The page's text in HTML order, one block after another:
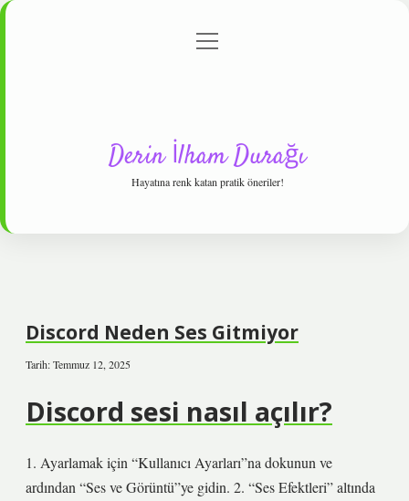
Gizlilik Politikası
menüyü
Derin İlham Durağı
Hayatına renk katan pratik öneriler!
Discord Neden Ses Gitmiyor
Tarih: Temmuz 12, 2025
Discord sesi nasıl açılır?
1. Ayarlamak için “Kullanıcı Ayarları”na dokunun ve
ardından “Ses ve Görüntü”ye gidin. 2. “Ses Efektleri” altında